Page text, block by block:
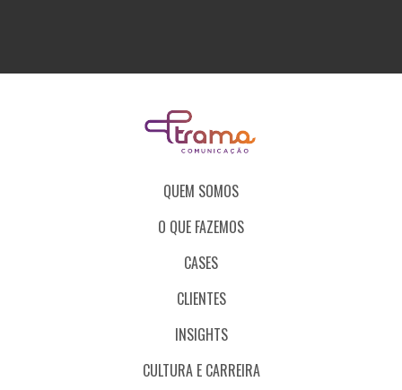
QUEM SOMOS
O QUE FAZEMOS
CASES
CLIENTES
INSIGHTS
CULTURA E CARREIRA